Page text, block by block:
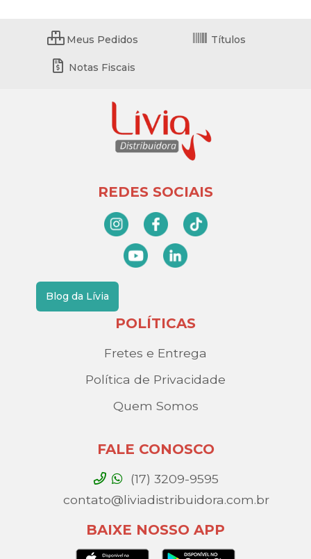
Meus Pedidos Títulos
Notas Fiscais
REDES SOCIAIS
Blog da Lívia
POLÍTICAS
Fretes e Entrega
Política de Privacidade
Quem Somos
FALE CONOSCO
(17) 3209-9595
contato@liviadistribuidora.com.br
BAIXE NOSSO APP